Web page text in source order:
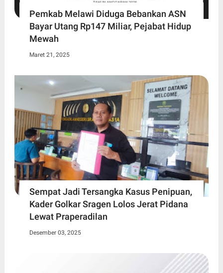
Pemkab Melawi Diduga Bebankan ASN
Bayar Utang Rp147 Miliar, Pejabat Hidup
Mewah
Maret 21, 2025
Sempat Jadi Tersangka Kasus Penipuan,
Kader Golkar Sragen Lolos Jerat Pidana
Lewat Praperadilan
Desember 03, 2025